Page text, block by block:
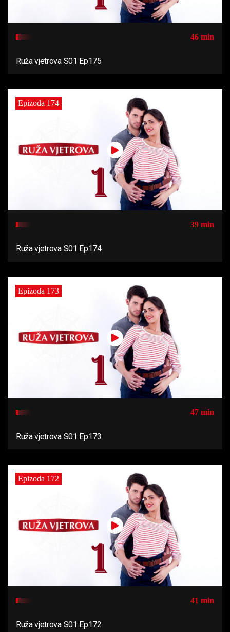
46 min
Ruža vjetrova S01 Ep175
Epizoda 174
39 min
Ruža vjetrova S01 Ep174
Epizoda 173
47 min
Ruža vjetrova S01 Ep173
Epizoda 172
41 min
Ruža vjetrova S01 Ep172